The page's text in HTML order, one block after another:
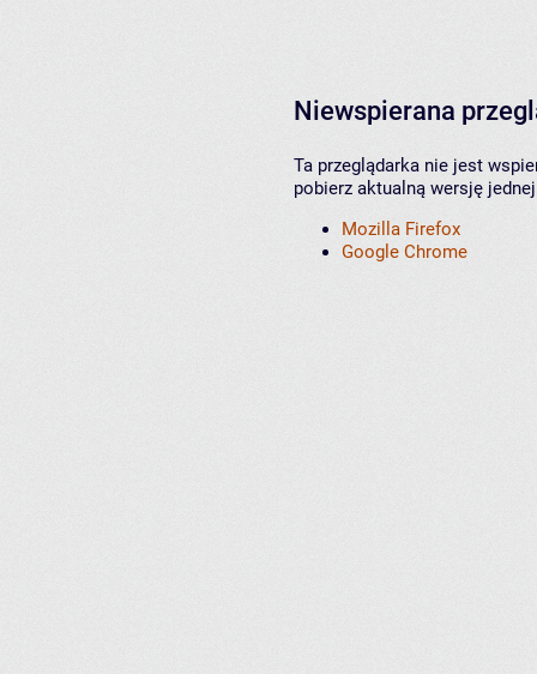
Niewspierana
Ta przeglądarka nie jest
pobierz aktualną wersję
Mozilla Firefox
Google Chrome